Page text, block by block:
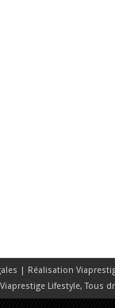
| Réalisation
Lifestyle, Tous